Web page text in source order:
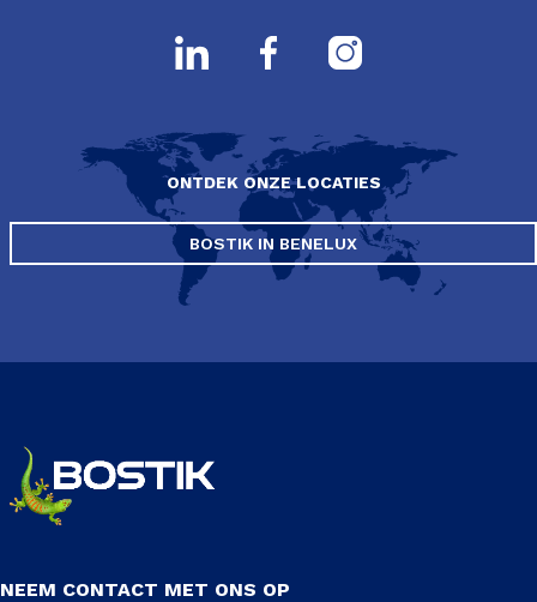
ONTDEK ONZE LOCATIES
BOSTIK IN BENELUX
NEEM CONTACT MET ONS OP